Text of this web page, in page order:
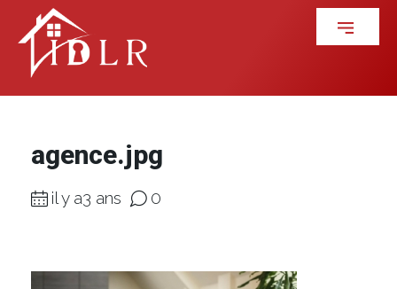
agence.jpg
il y a3 ans 0